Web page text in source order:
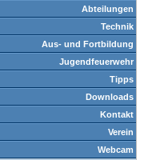
Abteilungen
Technik
Aus- und Fortbildung
Jugendfeuerwehr
Tipps
Downloads
Kontakt
Verein
Webcam